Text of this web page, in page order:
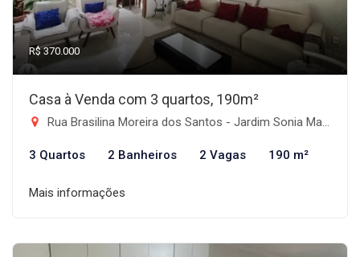
R$ 370.000
Casa à Venda com 3 quartos, 190m²
Rua Brasilina Moreira dos Santos - Jardim Sonia Maria, Taubaté-SP
3 Quartos 2 Banheiros 2 Vagas 190 m²
Mais informações